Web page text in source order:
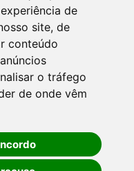
de
site, de
conteúdo
o tráfego
de onde vêm
- CEP: 95340-